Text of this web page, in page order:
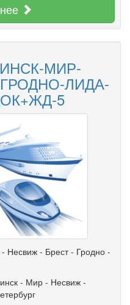
МИР-
ЛИДА-
5
Несвиж - Брест - Гродно -
- Мир - Несвиж -